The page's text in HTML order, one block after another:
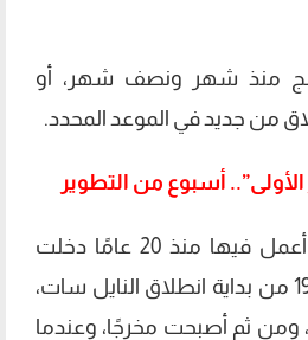
منذ شهر ونصف شهر، أو
من جديد في الموعد المحدد.
أسبوع من التطوير
– أنا ابن ماسبيرو، وأعمل فيها منذ 20 عامًا دخلت
التلفزيون منذ عام 1998 من بداية انطلاق النايل سات،
ثم أصبحت مخرجًا، وعندما